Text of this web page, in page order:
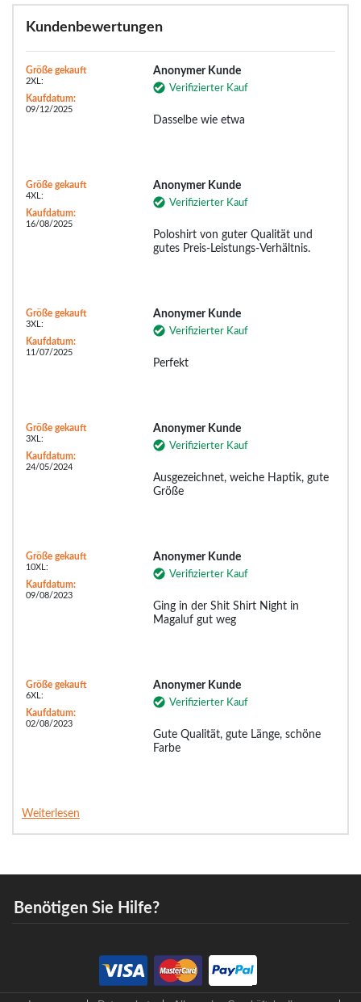
Kundenbewertungen
Größe gekauft
2XL:
Kaufdatum:
09/12/2025
Anonymer Kunde
Verifizierter Kauf
Dasselbe wie etwa
Größe gekauft
4XL:
Kaufdatum:
16/08/2025
Anonymer Kunde
Verifizierter Kauf
Poloshirt von guter Qualität und
gutes Preis-Leistungs-Verhältnis.
Größe gekauft
3XL:
Kaufdatum:
11/07/2025
Anonymer Kunde
Verifizierter Kauf
Perfekt
Größe gekauft
3XL:
Kaufdatum:
24/05/2024
Anonymer Kunde
Verifizierter Kauf
Ausgezeichnet, weiche Haptik, gute
Größe
Größe gekauft
10XL:
Kaufdatum:
09/08/2023
Anonymer Kunde
Verifizierter Kauf
Ging in der Shit Shirt Night in
Magaluf gut weg
Größe gekauft
6XL:
Kaufdatum:
02/08/2023
Anonymer Kunde
Verifizierter Kauf
Gute Qualität, gute Länge, schöne
Farbe
Weiterlesen
Benötigen Sie Hilfe?